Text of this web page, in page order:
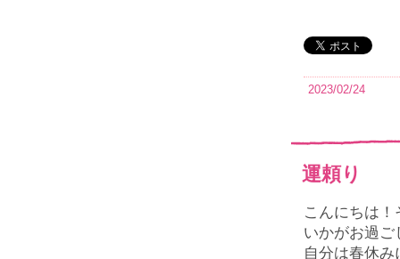
2023/02/24
運頼り
こんにちは
いかがお過
自分は春休